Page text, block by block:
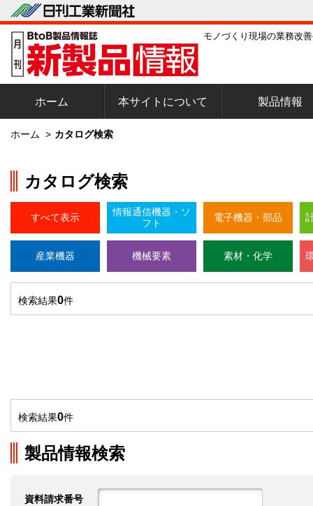
モノづくり現場の業務改
ホーム 本サイトについて 製品情報
ホーム > カタログ検索
カタログ検索
すべて表示
情報通信機器・ソ
フト
電子機器・部品
産業機器 機械要素 素材・化学
検索結果0件
検索結果0件
製品情報検索
資料請求番号